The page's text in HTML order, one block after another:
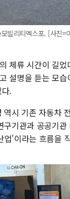
빌리티엑스포. [사진=
체류 시간이 길
설명을 듣는 모
.
역시 기존 자동차
구기관과 공공기
업'이라는 흐름을